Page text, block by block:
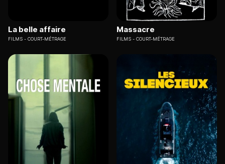
La belle affaire
FILMS COURT-MÉTRAGE
Massacre
FILMS COURT-MÉTRAGE